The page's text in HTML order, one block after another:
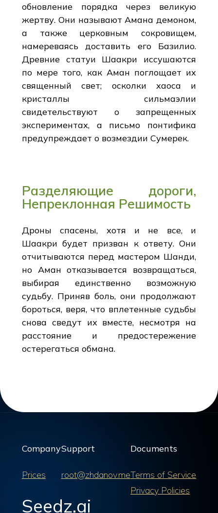
обновление порядка через великую
жертву. Они называют Амана демоном,
а также церковным сокровищем,
намереваясь доставить его Базилио.
Древние статуи Шаакри иссушаются
по мере того, как Аман поглощает их
священный свет; осколки хаоса и
кристаллы сильмаэлии
свидетельствуют о запрещенных
экспериментах, а письмо понтифика
предупреждает о возмездии Сумерек.
Разделяющие дороги,
Непреклонная Решимость
Дроны спасены, хотя и не все, и
Шаакри будет призван к ответу. Они
отчитываются перед мастером Шанди,
но Аман отказывается возвращаться,
выбирая единственно возможную
судьбу. Приняв боль, они продолжают
бороться, веря, что вплетенные судьбы
снова сведут их вместе, несмотря на
расстояние и предостережение
остерегаться обмана.
Company
Prices
Support
root@zhdanov.me
Documents
Terms of Service
Privacy Policies
Seedz.ai